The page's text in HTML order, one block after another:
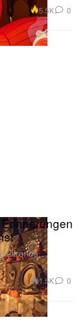
5.5K 0
Ofrenda,
1.5K 0